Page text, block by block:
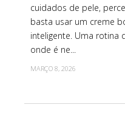
cuidados de pele,
basta usar um creme
inteligente. Uma rotina
onde é ne...
MARÇO 8, 2026